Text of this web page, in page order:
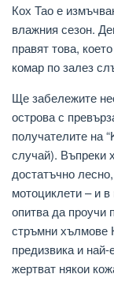
Кох Тао е
влажния сезон.
правят това,
комар по залез
Ще забележите
острова с
получателите на
случай). Въпреки
достатъчно
мотоциклети – и
опитва да проучи
стръмни хълмове
предизвика и
жертват някои